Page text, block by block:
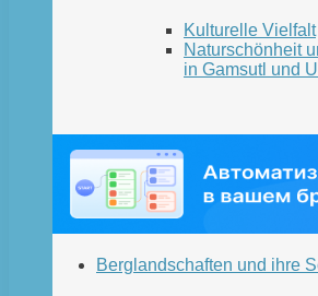
Kulturelle Vielfalt
Naturschönheit
in Gamsutl und
Berglandschaften und ihre